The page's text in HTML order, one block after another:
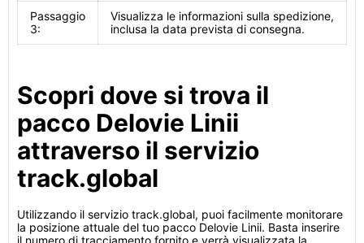
Passaggio
3:
Visualizza le informazioni sulla spedizione,
inclusa la data prevista di consegna.
Scopri dove si trova il
pacco Delovie Linii
attraverso il servizio
track.global
Utilizzando il servizio track.global, puoi facilmente monitorare
la posizione attuale del tuo pacco Delovie Linii. Basta inserire
il numero di tracciamento fornito e verrà visualizzata la